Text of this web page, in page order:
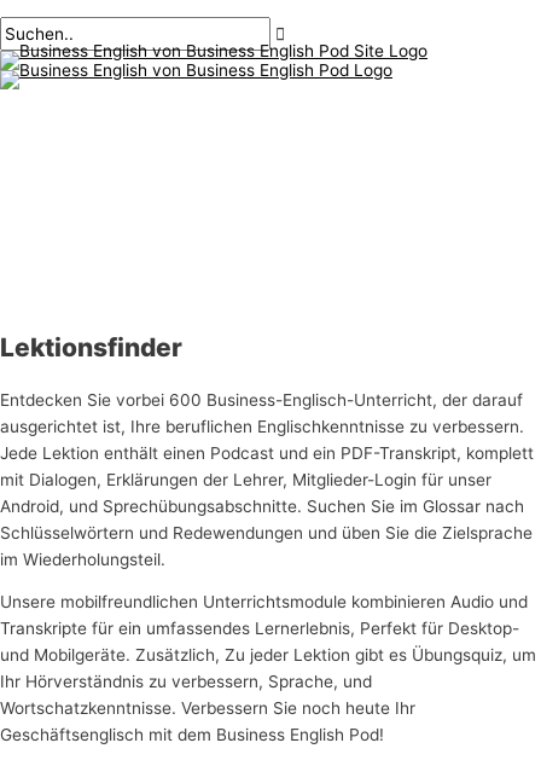
Inhalt
springen
Lektionsfinder
Entdecken Sie vorbei 600 Business-Englisch-Unterricht, der darauf
ausgerichtet ist, Ihre beruflichen Englischkenntnisse zu verbessern.
Jede Lektion enthält einen Podcast und ein PDF-Transkript, komplett
mit Dialogen, Erklärungen der Lehrer, Mitglieder-Login für unser
Android, und Sprechübungsabschnitte. Suchen Sie im Glossar nach
Schlüsselwörtern und Redewendungen und üben Sie die Zielsprache
im Wiederholungsteil.
Unsere mobilfreundlichen Unterrichtsmodule kombinieren Audio und
Transkripte für ein umfassendes Lernerlebnis, Perfekt für Desktop-
und Mobilgeräte. Zusätzlich, Zu jeder Lektion gibt es Übungsquiz, um
Ihr Hörverständnis zu verbessern, Sprache, und
Wortschatzkenntnisse. Verbessern Sie noch heute Ihr
Geschäftsenglisch mit dem Business English Pod!